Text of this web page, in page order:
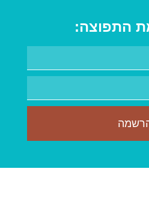
התפוצה: